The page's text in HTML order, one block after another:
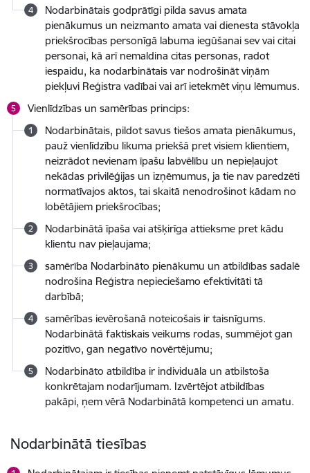
Nodarbinātais godprātīgi pilda savus amata
pienākumus un neizmanto amata vai dienesta stāvokļa
priekšrocības personīgā labuma iegūšanai sev vai citai
personai, kā arī nemaldina citas personas, radot
iespaidu, ka nodarbinātais var nodrošināt viņām
piekļuvi Reģistra vadībai vai arī ietekmēt viņu lēmumus.
Vienlīdzības un samērības princips:
Nodarbinātais, pildot savus tiešos amata pienākumus,
pauž vienlīdzību likuma priekšā pret visiem klientiem,
neizrādot nevienam īpašu labvēlību un nepieļaujot
nekādas privilēģijas un izņēmumus, ja tie nav paredzēti
normatīvajos aktos, tai skaitā nenodrošinot kādam no
lobētājiem priekšrocības;
Nodarbinātā īpaša vai atšķirīga attieksme pret kādu
klientu nav pieļaujama;
samērība Nodarbināto pienākumu un atbildības sadalē
nodrošina Reģistra nepieciešamo efektivitāti tā
darbībā;
samērības ievērošanā noteicošais ir taisnīgums.
Nodarbinātā faktiskais veikums rodas, summējot gan
pozitīvo, gan negatīvo novērtējumu;
Nodarbināto atbildība ir individuāla un atbilstoša
konkrētajam nodarījumam. Izvērtējot atbildības
pakāpi, ņem vērā Nodarbinātā kompetenci un amatu.
Nodarbinātā tiesības